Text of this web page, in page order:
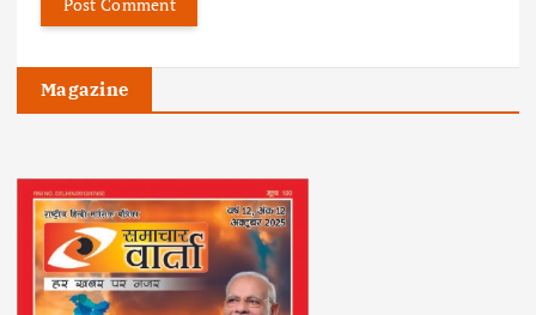
Magazine